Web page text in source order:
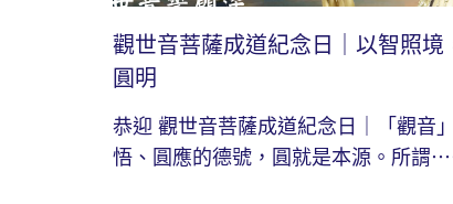
觀世音菩薩成道紀念日｜以智照境
圓明
恭迎 觀世音菩薩成道紀念日｜「觀音
悟、圓應的德號，圓就是本源。所謂